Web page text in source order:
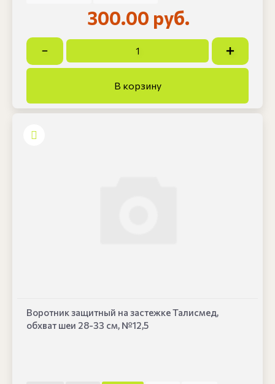
300.00 руб.
Воротник защитный на застежке Талисмед,
обхват шеи 28-33 см, №12,5